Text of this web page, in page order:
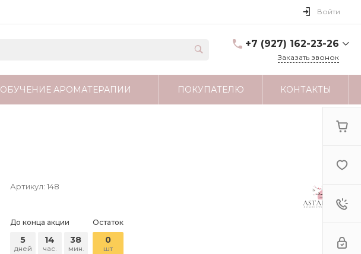
Войти
+7 (927) 162-23-26
astartamag@yandex.ru
Заказать звонок
ОБУЧЕНИЕ АРОМАТЕРАПИИ ПОКУПАТЕЛЮ КОНТАКТЫ
Артикул: 148
До конца акции
5
дней
14
час.
38
мин.
Остаток
0
шт